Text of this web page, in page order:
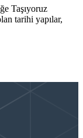
Taşıyoruz
tarihi yapılar,